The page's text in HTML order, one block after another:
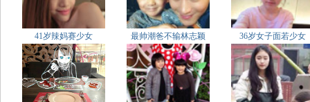
41岁辣妈赛少女 最帅潮爸不输林志颖 36岁女子面若少女